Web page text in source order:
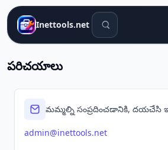
Inettools.net శోధన సాధనాలు
పరిచయాలు
మమ్మల్ని సంప్రదించడానికి,
admin@inettools.net